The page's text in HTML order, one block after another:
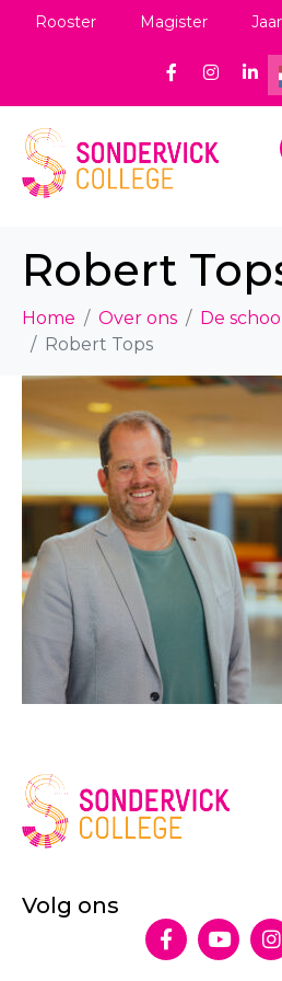
Rooster Magister
Robert
Home Over ons
De
Robert Tops
Volg ons